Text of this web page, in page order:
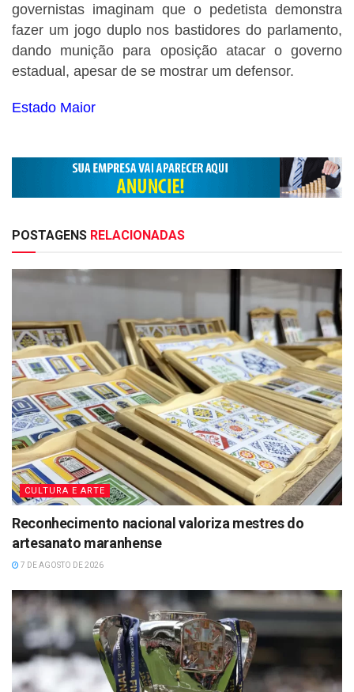
governistas imaginam que o pedetista demonstra
fazer um jogo duplo nos bastidores do parlamento,
dando munição para oposição atacar o governo
estadual, apesar de se mostrar um defensor.
Estado Maior
POSTAGENS RELACIONADAS
CULTURA E ARTE
Reconhecimento nacional valoriza mestres do
artesanato maranhense
7 DE AGOSTO DE 2026